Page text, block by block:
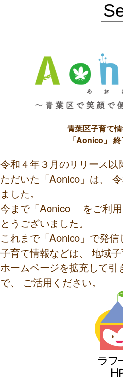
青葉区子育て
「Aonico」
令和４年３月のリリース
ただいた「Aonico」は、
ました。
今まで「Aonico」 をご利
とうございました。
これまで「Aonico」で発
子育て情報などは、 地域
ホームページを拡充して
で、 ご活用ください。